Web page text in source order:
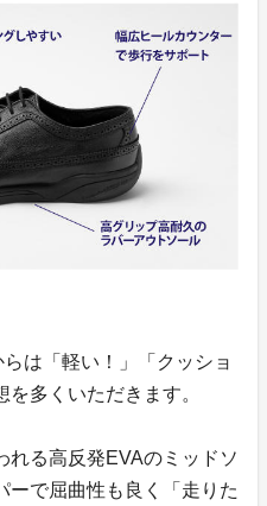
は「軽い！」「クッショ
多くいただきます。
れる高反発EVAのミッドソ
ーで屈曲性も良く「走りた